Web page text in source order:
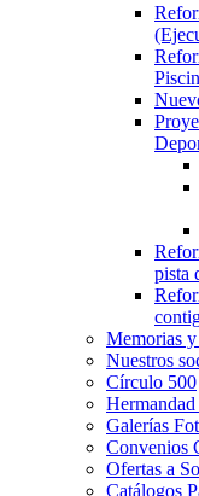
pista
Memorias
Nuestros
Círculo 500
Galerías
Convenios
Ofertas a
Catálogos